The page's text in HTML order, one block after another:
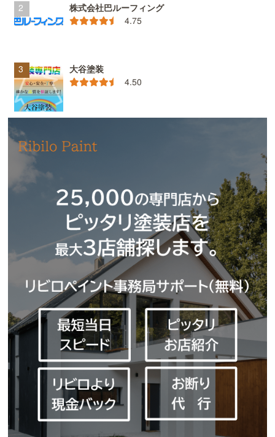
株式会社巴ルーフィング
4.75
大谷塗装
4.50